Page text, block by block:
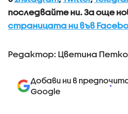
последвайте ни.За още
страницата ни във
Редактор: Цветина
Добави ни в
Google